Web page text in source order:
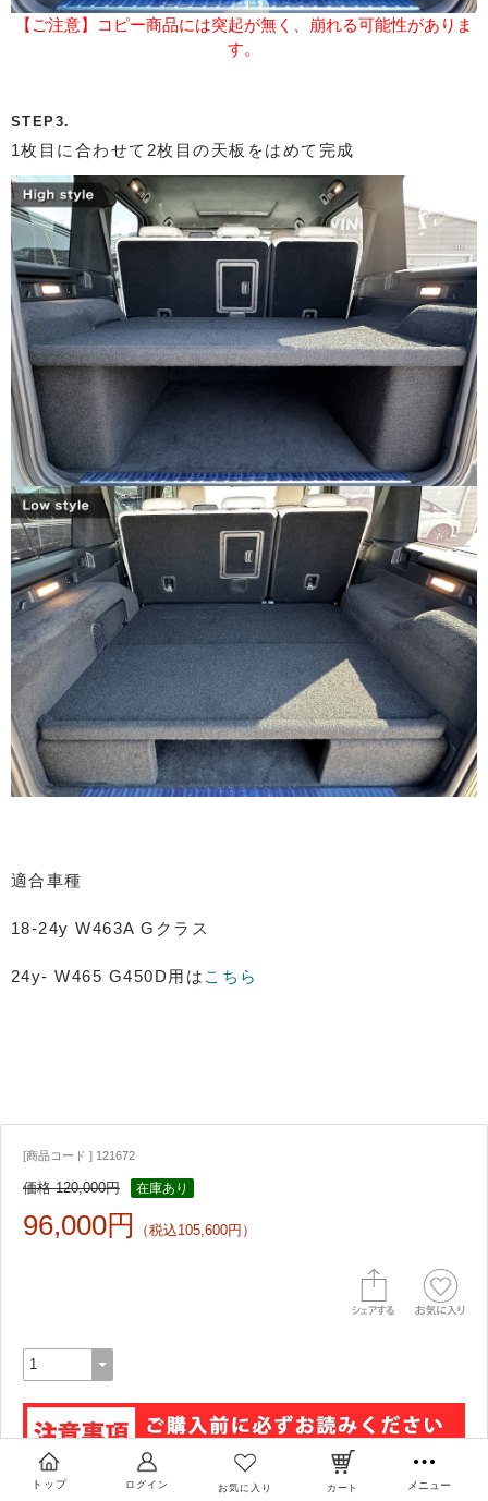
【ご注意】コピー商品には突起が無く、崩れる可能性がありま
す。
STEP3.
1枚目に合わせて2枚目の天板をはめて完成
適合車種
18-24y W463A Gクラス
24y- W465 G450D用は こちら
[商品コード ] 121672
価格 120,000円 在庫あり
96,000円 （税込105,600円）
注意事項の内容を了承しました
トップ ログイン お気に入り カート メニュー